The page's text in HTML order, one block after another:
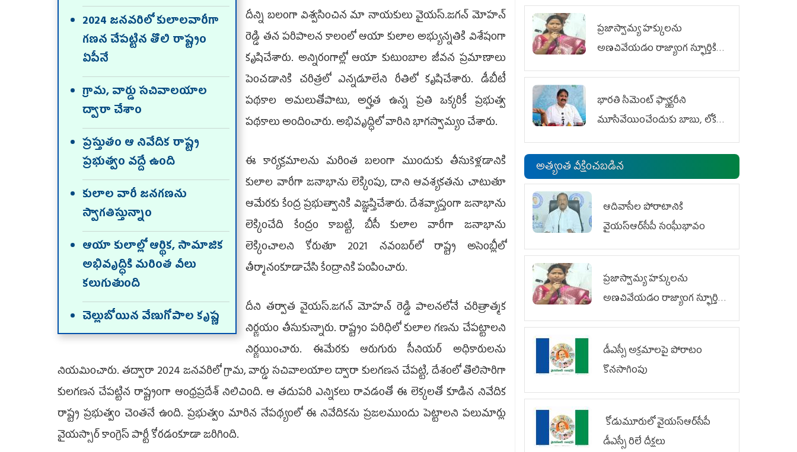
2024 జనవరిలో కులాలవారీగా
గణన చేపట్టిన తొలి రాష్ట్రం
ఏపీనే
గ్రామ, వార్డు సచివాలయాల
ద్వారా చేశాం
ప్రస్తుతం ఆ నివేదిక రాష్ట్ర
ప్రభుత్వం వద్దే ఉంది
కులాల వారీ జనగణను
స్వాగతిస్తున్నాం
ఆయా కులాల్లో ఆర్థిక, సామాజిక
అభివృద్ధికి మరింత వీలు
కలుగుతుంది
చెల్లుబోయిన వేణుగోపాల కృష్ణ
దీన్ని బలంగా విశ్వసించిన మా నాయకులు వైయస్‌.జగన్ మోహ‌న్
రెడ్డి తన పరిపాలన కాలంలో ఆయా కులాల అభ్యున్నతికి విశేషంగా
కృషిచేశారు. అన్నిరంగాల్లో ఆయా కుటుంబాల జీవన ప్రమాణాలు
పెంచడానికి చరిత్రలో ఎన్నడూలేని రీతిలో కృషిచేశారు. డీబీటీ
పథకాల అమలుతోపాటు, అర్హత ఉన్న ప్రతి ఒక్కరికీ ప్రభుత్వ
పథకాలు అందించారు. అభివృద్ధిలో వారిని భాగస్వామ్యం చేశారు.
ఈ కార్యక్రమాలను మరింత బలంగా ముందుకు తీసుకెళ్లడానికి
కులాల వారీగా జనాభాను లెక్కింపు, దాని ఆవశ్యకతను చాటుతూ
ఆమేరకు కేంద్ర ప్రభుత్వానికి విజ్ఞప్తిచేశారు. దేశవ్యాప్తంగా జనాభాను
లెక్కించేది కేంద్రం కాబట్టి, బీసీ కులాల వారీగా జనాభాను
లెక్కించాలని కోరుతూ 2021 నవంబర్‌లో రాష్ట్ర అసెంబ్లీలో
తీర్మానంకూడాచేసి కేంద్రానికి పంపించారు.
దీని తర్వాత వైయస్‌.జగన్ మోహ‌న్ రెడ్డి పాలనలోనే చరిత్రాత్మక
నిర్ణయం తీసుకున్నారు. రాష్ట్రం పరిధిలో కులాల గణను చేపట్టాలని
నిర్ణయించారు. ఈమేరకు ఆరుగురు సీనియర్‌ అధికారులను
నియమించారు. తద్వారా 2024 జనవరిలో గ్రామ, వార్డు సచివాలయాల ద్వారా కులగణన చేపట్టి, దేశంలో తొలిసారిగా
కులగణన చేపట్టిన రాష్ట్రంగా ఆంధ్రప్రదేశ్‌ నిలిచింది. ఆ తదుపరి ఎన్నికలు రావడంతో ఈ లెక్కలతో కూడిన నివేదిక
రాష్ట్ర ప్రభుత్వం చెంతనే ఉంది. ప్రభుత్వం మారిన నేపథ్యంలో ఈ నివేదికను ప్రజలముందు పెట్టాలని పలుమార్లు
వైయస్సార్‌ కాంగ్రెస్‌ పార్టీ కోరడంకూడా జరిగింది.
ప్రజాస్వామ్య హక్కులను
అణచివేయడం రాజ్యాంగ స్ఫూర్తికి
విరుద్ధం
భారతి సిమెంట్ ఫ్యాక్టరీని
మూసివేయించేందుకు బాబు, లోకేశ్
కుట్ర
అత్యంత వీక్షించబడిన
ఆదివాసీల పోరాటానికి
వైయ‌స్ఆర్‌సీపీ సంఘీభావం
ప్రజాస్వామ్య హక్కులను
అణచివేయడం రాజ్యాంగ స్ఫూర్తికి
విరుద్ధం
డీఎస్సీ అక్రమాలపై పోరాటం
కొనసాగింపు
కోడుమూరులో వైయ‌స్ఆర్‌సీపీ
డీఎస్సీ రిలే దీక్షలు